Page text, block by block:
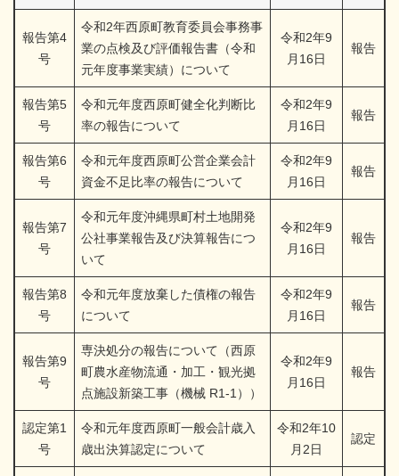
報告第4
号
令和2年西原町教育委員会事務事
業の点検及び評価報告書（令和
元年度事業実績）について
令和2年9
月16日
報告
報告第5
号
令和元年度西原町健全化判断比
率の報告について
令和2年9
月16日
報告
報告第6
号
令和元年度西原町公営企業会計
資金不足比率の報告について
令和2年9
月16日
報告
報告第7
号
令和元年度沖縄県町村土地開発
公社事業報告及び決算報告につ
いて
令和2年9
月16日
報告
報告第8
号
令和元年度放棄した債権の報告
について
令和2年9
月16日
報告
報告第9
号
専決処分の報告について（西原
町農水産物流通・加工・観光拠
点施設新築工事（機械 R1-1））
令和2年9
月16日
報告
認定第1
号
令和元年度西原町一般会計歳入
歳出決算認定について
令和2年10
月2日
認定